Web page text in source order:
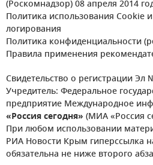
(Роскомнадзор) 08 апреля 2014
Политика использования Cookie
логирования
Политика конфиденциальности
Правила применения
Свидетельство о регистрации Эл
Учредитель: Федеральное
предприятие Международное
«Россия сегодня» (МИА «Россия
При любом использовании
РИА Новости Крым гиперссылка
обязательна не ниже второго